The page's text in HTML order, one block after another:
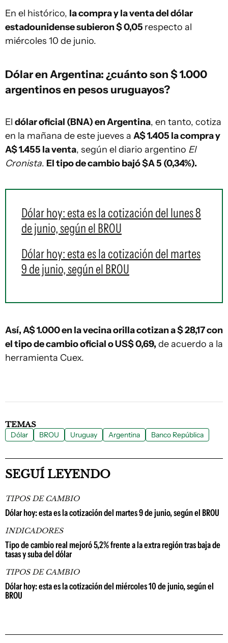
En el histórico, la compra y la venta del dólar
estadounidense subieron $ 0,05 respecto al
miércoles 10 de junio.
Dólar en Argentina: ¿cuánto son $ 1.000
argentinos en pesos uruguayos?
El dólar oficial (BNA) en Argentina, en tanto, cotiza
en la mañana de este jueves a A$ 1.405 la compra y
A$ 1.455 la venta, según el diario argentino El
Cronista. El tipo de cambio bajó $A 5 (0,34%).
Dólar hoy: esta es la cotización del lunes 8
de junio, según el BROU
Dólar hoy: esta es la cotización del martes
9 de junio, según el BROU
Así, A$ 1.000 en la vecina orilla cotizan a $ 28,17 con
el tipo de cambio oficial o US$ 0,69, de acuerdo a la
herramienta Cuex.
TEMAS
Dólar BROU Uruguay Argentina Banco República
SEGUÍ LEYENDO
TIPOS DE CAMBIO
Dólar hoy: esta es la cotización del martes 9 de junio, según el BROU
INDICADORES
Tipo de cambio real mejoró 5,2% frente a la extra región tras baja de
tasas y suba del dólar
TIPOS DE CAMBIO
Dólar hoy: esta es la cotización del miércoles 10 de junio, según el
BROU